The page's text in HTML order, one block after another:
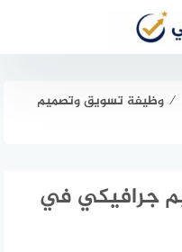
⁄ وظيفة تسويق وتصميم
جرافيكي في